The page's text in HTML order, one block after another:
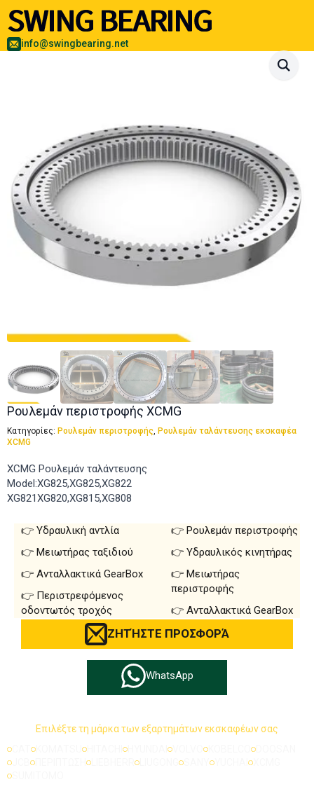
info@swingbearing.net
Ρουλεμάν περιστροφής XCMG
Κατηγορίες: Ρουλεμάν περιστροφής, Ρουλεμάν ταλάντευσης εκσκαφέα
XCMG
XCMG Ρουλεμάν ταλάντευσης
Model:XG825,XG825,XG822
XG821XG820,XG815,XG808
Υδραυλική αντλία
Μειωτήρας ταξιδιού
Ανταλλακτικά GearBox
Περιστρεφόμενος
οδοντωτός τροχός
Ρουλεμάν περιστροφής
Υδραυλικός κινητήρας
Μειωτήρας
περιστροφής
Ανταλλακτικά GearBox
ΖΗΤΉΣΤΕ ΠΡΟΣΦΟΡΆ
WhatsApp
Επιλέξτε τη μάρκα των εξαρτημάτων εκσκαφέων σας